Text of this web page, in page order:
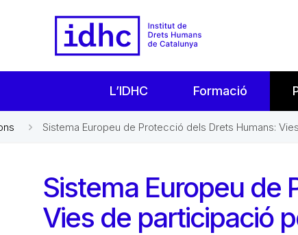
L’IDHC Formació
Sistema Europeu de Protecció dels Drets Humans:
Sistema Europeu de
Vies de participació